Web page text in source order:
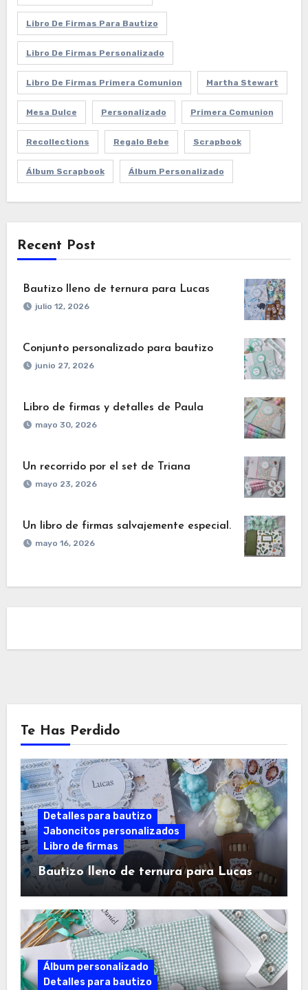
Libro De Firmas Para Bautizo
Libro De Firmas Personalizado
Libro De Firmas Primera Comunion Martha Stewart
Mesa Dulce Personalizado Primera Comunion
Recollections Regalo Bebe Scrapbook
Álbum Scrapbook Álbum Personalizado
Recent Post
Bautizo lleno de ternura para Lucas
julio 12, 2026
Conjunto personalizado para bautizo
junio 27, 2026
Libro de firmas y detalles de Paula
mayo 30, 2026
Un recorrido por el set de Triana
mayo 23, 2026
Un libro de firmas salvajemente especial.
mayo 16, 2026
Te Has Perdido
Detalles para bautizo
Jaboncitos personalizados
Libro de firmas
Bautizo lleno de ternura para Lucas
Álbum personalizado
Detalles para bautizo